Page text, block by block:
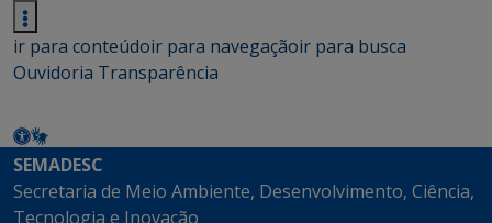
ir para conteúdoir para navegaçãoir para busca
Ouvidoria Transparência
SEMADESC
Secretaria de Meio Ambiente, Desenvolvimento, Ciência,
Tecnologia e Inovação